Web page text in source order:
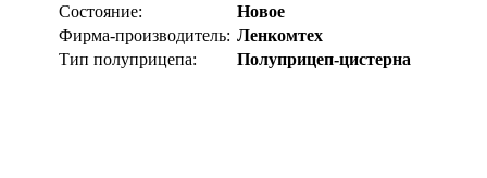
Состояние:
Новое
Фирма-производитель: Ленкомтех
Тип полуприцепа:
Полуприцеп-цистерна